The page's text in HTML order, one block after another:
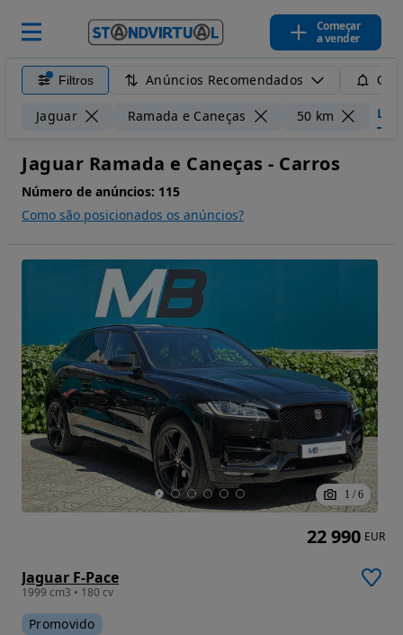
Começar
a vender
Filtros Anúncios Recomendados
Jaguar Ramada e Caneças 50 km
Jaguar Ramada e Caneças - Carros
Número de anúncios: 115
Como são posicionados os anúncios?
1 / 6
Jaguar F-Pace
1999 cm3 • 180 cv
Promovido
22 990 EUR